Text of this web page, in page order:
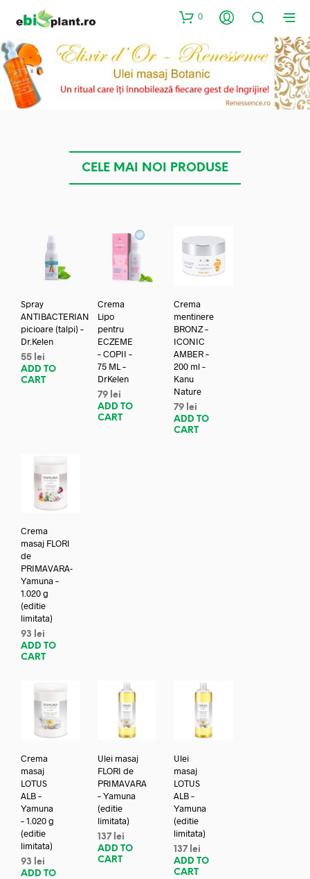
0
CELE MAI NOI PRODUSE
Spray
ANTIBACTERIAN
picioare (talpi) –
Dr.Kelen
55 lei
ADD TO
CART
Crema
Lipo
pentru
ECZEME
– COPII –
75 ML –
DrKelen
79 lei
ADD TO
CART
Crema
mentinere
BRONZ –
ICONIC
AMBER –
200 ml –
Kanu
Nature
79 lei
ADD TO
CART
Crema
masaj FLORI
de
PRIMAVARA-
Yamuna –
1.020 g
(editie
limitata)
93
lei
ADD TO
CART
Crema
masaj
LOTUS
ALB –
Yamuna
– 1.020 g
(editie
limitata)
93
lei
ADD TO
Ulei masaj
FLORI de
PRIMAVARA
– Yamuna
(editie
limitata)
137 lei
ADD TO
CART
Ulei
masaj
LOTUS
ALB –
Yamuna
(editie
limitata)
137 lei
ADD TO
CART